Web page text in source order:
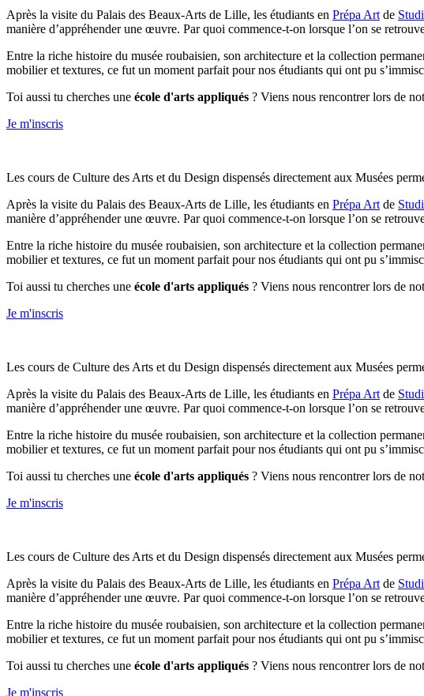
Après la visite du Palais des Beaux-Arts de Lille, les étudiants en Prépa Artde
manière d’appréhender une œuvre. Par quoi commence-t-on lorsque l’on se
Entre la riche histoire du musée roubaisien, son architecture et la collection
mobilier et textures, ce fut un moment parfait pour nos étudiants qui ont pu
Toi aussi tu cherches une école d'arts appliqués ? Viens nous rencontrer lors de
Je m'inscris
Les cours de Culture des Arts et du Design dispensés directement aux Musées
Après la visite du Palais des Beaux-Arts de Lille, les étudiants en Prépa Artde
manière d’appréhender une œuvre. Par quoi commence-t-on lorsque l’on se
Entre la riche histoire du musée roubaisien, son architecture et la collection
mobilier et textures, ce fut un moment parfait pour nos étudiants qui ont pu
Toi aussi tu cherches une école d'arts appliqués ? Viens nous rencontrer lors de
Je m'inscris
Les cours de Culture des Arts et du Design dispensés directement aux Musées
Après la visite du Palais des Beaux-Arts de Lille, les étudiants en Prépa Artde
manière d’appréhender une œuvre. Par quoi commence-t-on lorsque l’on se
Entre la riche histoire du musée roubaisien, son architecture et la collection
mobilier et textures, ce fut un moment parfait pour nos étudiants qui ont pu
Toi aussi tu cherches une école d'arts appliqués ? Viens nous rencontrer lors de
Je m'inscris
Les cours de Culture des Arts et du Design dispensés directement aux Musées
Après la visite du Palais des Beaux-Arts de Lille, les étudiants en Prépa Artde
manière d’appréhender une œuvre. Par quoi commence-t-on lorsque l’on se
Entre la riche histoire du musée roubaisien, son architecture et la collection
mobilier et textures, ce fut un moment parfait pour nos étudiants qui ont pu
Toi aussi tu cherches une école d'arts appliqués ? Viens nous rencontrer lors de
Je m'inscris